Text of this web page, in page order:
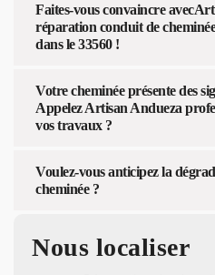
Faites-vous convaincre
réparation conduit de
dans le 33560 !
Votre cheminée présente des
Appelez Artisan Andueza
vos travaux ?
Voulez-vous anticipez la
cheminée ?
Nous localiser